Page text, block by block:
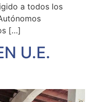
a todos los
[…]
U.E.